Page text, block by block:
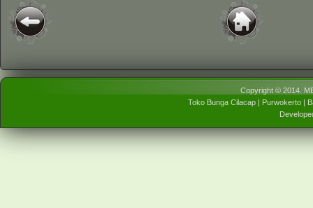
Copyright © 2014.
Toko Bunga Cilacap | Purwokerto |